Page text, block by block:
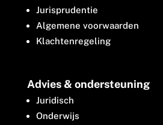
Jurisprudentie
Algemene voorwaarden
Klachtenregeling
Advies & ondersteuning
Juridisch
Onderwijs